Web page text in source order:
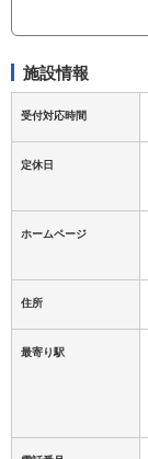
施設情報
受付対応時間
定休日
ホームページ
住所
最寄り駅